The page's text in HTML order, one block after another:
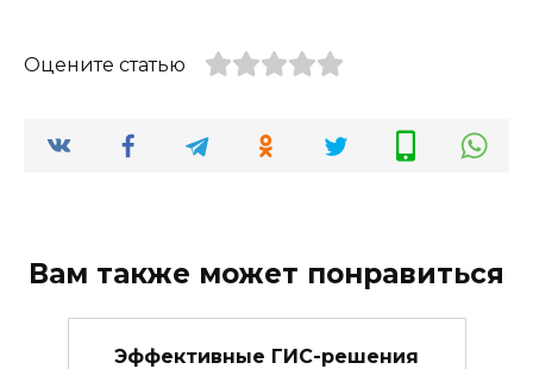
Оцените статью
Вам также может понравиться
Эффективные ГИС-решения